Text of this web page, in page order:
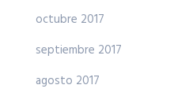
octubre 2017
septiembre 2017
agosto 2017